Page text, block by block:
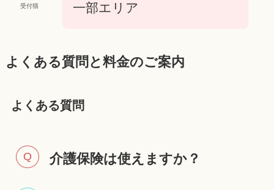
受付猫
一部エリア
よくある質問と料金のご案内
よくある質問
介護保険は使えますか？